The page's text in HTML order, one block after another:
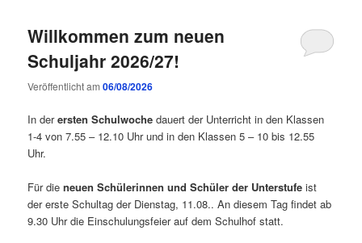
Willkommen zum neuen
Schuljahr 2026/27!
Veröffentlicht am06/08/2026
In derersten Schulwoche dauert der Unterricht in den Klassen
1-4 von 7.55 – 12.10 Uhr und in den Klassen 5 – 10 bis 12.55
Uhr.
Für dieneuen Schülerinnen und Schüler der Unterstufe ist
der erste Schultag der Dienstag, 11.08.. An diesem Tag findet ab
9.30 Uhr die Einschulungsfeier auf dem Schulhof statt.